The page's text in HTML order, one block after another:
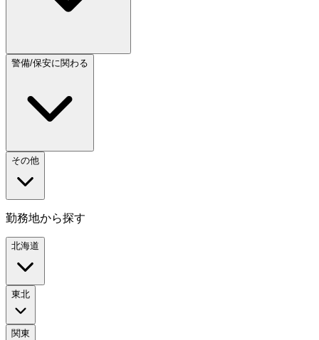
警備/保安に関わる
その他
勤務地から探す
北海道
東北
関東